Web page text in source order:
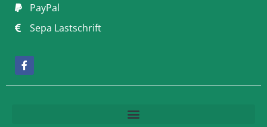
PayPal
Sepa Lastschrift